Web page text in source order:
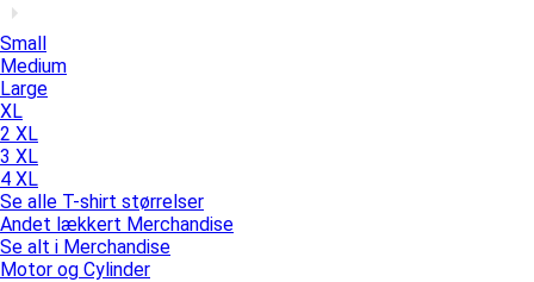
Small
Medium
Large
XL
2 XL
3 XL
4 XL
Se alle T-shirt størrelser
Andet lækkert Merchandise
Se alt i Merchandise
Motor og Cylinder